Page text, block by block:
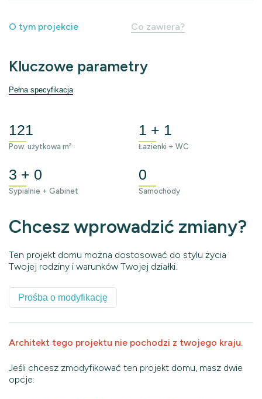
O tym projekcie Co zawiera?
Kluczowe parametry
Pełna specyfikacja
121
Pow. użytkowa m²
1 + 1
Łazienki + WC
3 + 0
Sypialnie + Gabinet
0
Samochody
Chcesz wprowadzić zmiany?
Ten projekt domu można dostosować do stylu życia
Twojej rodziny i warunków Twojej działki.
Prośba o modyfikację
Architekt tego projektu nie pochodzi z twojego kraju.
Jeśli chcesz zmodyfikować ten projekt domu, masz dwie
opcje: